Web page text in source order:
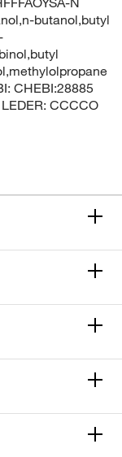
butanol,butyl
CHEBI:28885
CCCCO